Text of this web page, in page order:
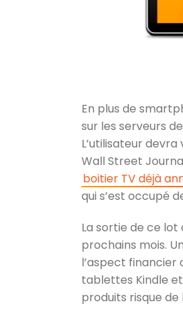
En plus de
sur les serveurs
L’utilisateur
Wall Street
boitier TV déjà
qui s’est occupé
La sortie de ce lot
prochains mois.
l’aspect financier
tablettes Kindle et
produits risque